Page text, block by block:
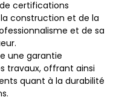
certifications
construction et de la
et de sa
une garantie
travaux, offrant ainsi
quant à la durabilité